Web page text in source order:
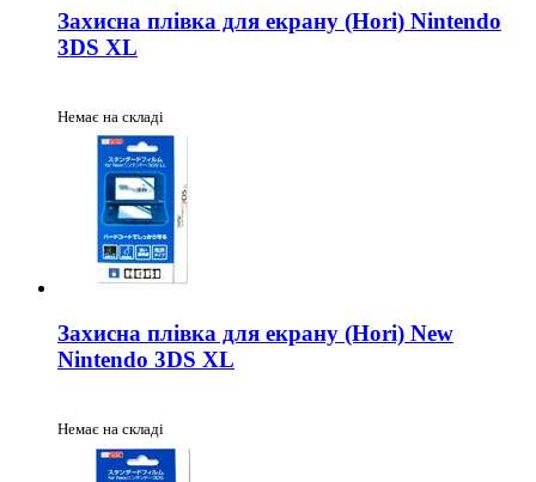
Захисна плівка для екрану (Hori) Nintendo
3DS XL
Немає на складі
Захисна плівка для екрану (Hori) New
Nintendo 3DS XL
Немає на складі